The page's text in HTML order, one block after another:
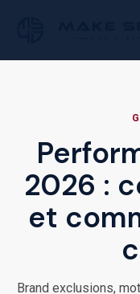
2026 :
et
Brand exclusions,